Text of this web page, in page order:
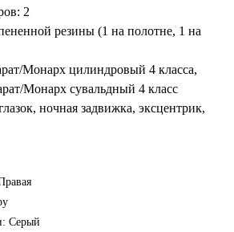
2
резины (1 на полотне, 1 на
Монарх цилиндровый 4 класса,
Монарх сувальдный 4 класс
ночная задвижка, эксцентрик,
Серый